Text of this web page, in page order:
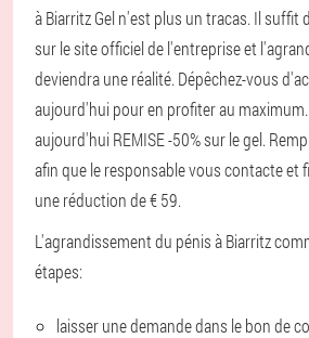
à Biarritz Gel n'est plus un tracas. Il suffit
sur le site officiel de l'entreprise et
deviendra une réalité. Dépêchez-vous
aujourd'hui pour en profiter au
aujourd'hui REMISE -50% sur le gel.
afin que le responsable vous contacte et
une réduction de € 59.
L'agrandissement du pénis à Biarritz
étapes:
laisser une demande dans le bon de